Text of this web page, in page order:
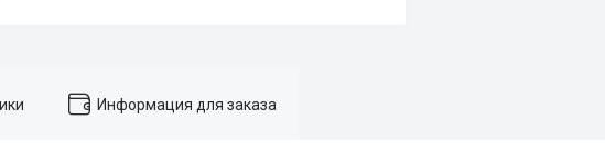
Информация для заказа